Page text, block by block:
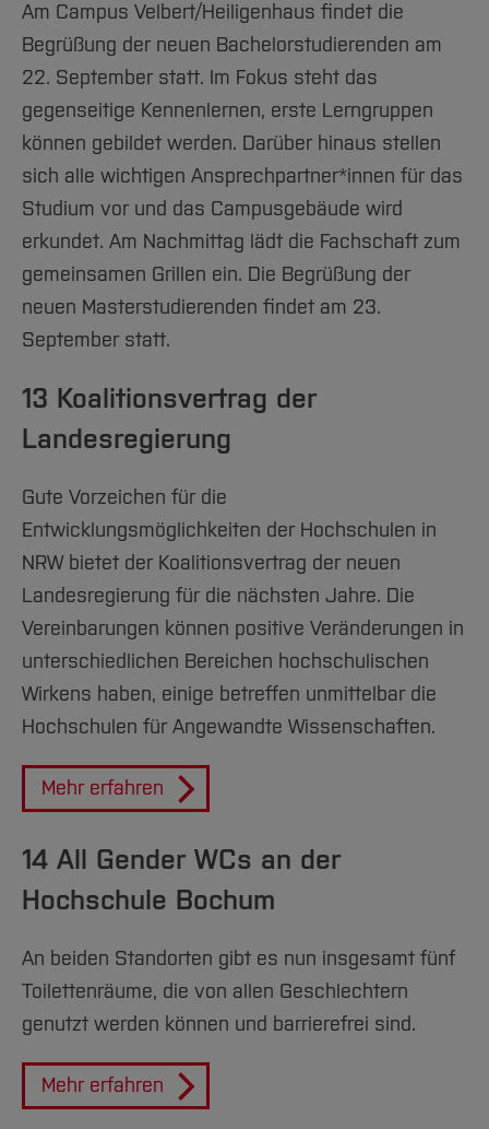
Am Campus Velbert/Heiligenhaus findet die
Begrüßung der neuen Bachelorstudierenden am
22. September statt. Im Fokus steht das
gegenseitige Kennenlernen, erste Lerngruppen
können gebildet werden. Darüber hinaus stellen
sich alle wichtigen Ansprechpartner*innen für das
Studium vor und das Campusgebäude wird
erkundet. Am Nachmittag lädt die Fachschaft zum
gemeinsamen Grillen ein. Die Begrüßung der
neuen Masterstudierenden findet am 23.
September statt.
13 Koalitionsvertrag der
Landesregierung
Gute Vorzeichen für die
Entwicklungsmöglichkeiten der Hochschulen in
NRW bietet der Koalitionsvertrag der neuen
Landesregierung für die nächsten Jahre. Die
Vereinbarungen können positive Veränderungen in
unterschiedlichen Bereichen hochschulischen
Wirkens haben, einige betreffen unmittelbar die
Hochschulen für Angewandte Wissenschaften.
Mehr erfahren
14 All Gender WCs an der
Hochschule Bochum
An beiden Standorten gibt es nun insgesamt fünf
Toilettenräume, die von allen Geschlechtern
genutzt werden können und barrierefrei sind.
Mehr erfahren